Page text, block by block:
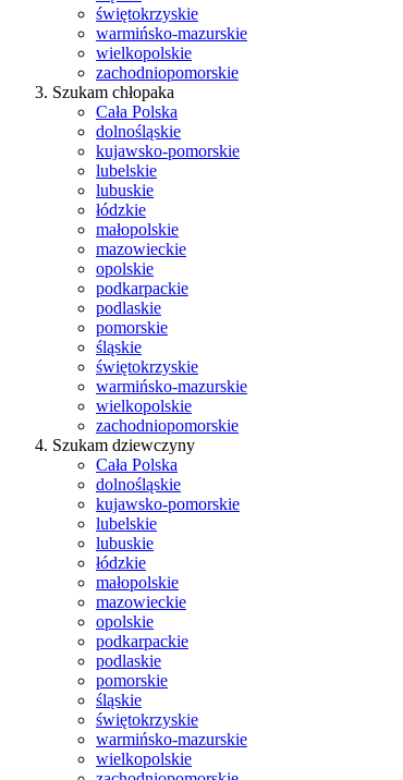
świętokrzyskie
warmińsko-mazurskie
wielkopolskie
zachodniopomorskie
Szukam chłopaka
Cała Polska
dolnośląskie
kujawsko-pomorskie
lubelskie
lubuskie
łódzkie
małopolskie
mazowieckie
opolskie
podkarpackie
podlaskie
pomorskie
śląskie
świętokrzyskie
warmińsko-mazurskie
wielkopolskie
zachodniopomorskie
Szukam dziewczyny
Cała Polska
dolnośląskie
kujawsko-pomorskie
lubelskie
lubuskie
łódzkie
małopolskie
mazowieckie
opolskie
podkarpackie
podlaskie
pomorskie
śląskie
świętokrzyskie
warmińsko-mazurskie
wielkopolskie